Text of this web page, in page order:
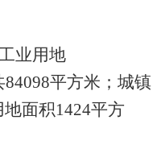
业用地
平方米；城镇
地面积1424平方